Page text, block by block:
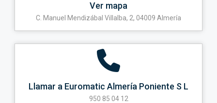
Ver mapa
C. Manuel Mendizábal Villalba, 2, 04009 Almería
Llamar a Euromatic Almería Poniente S L
950 85 04 12